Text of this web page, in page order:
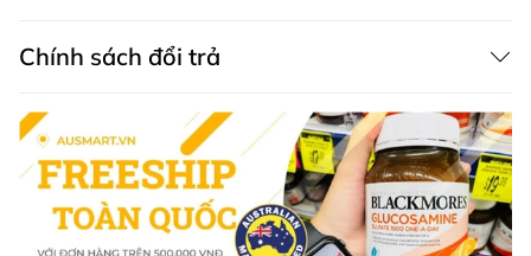
không nên dùng bổ sung Vitamin A mà không có
sự tư vấn của bác sĩ.
nào của sản phẩm.
Thành phần chính viên bổ sung vitamin và
khoáng chất Cenovis
Cenovis Multivitamin and Minerals là dòng thực phẩm
Chính sách đổi trả